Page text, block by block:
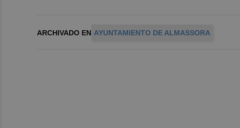
ARCHIVADO EN AYUNTAMIENTO DE ALMASSORA